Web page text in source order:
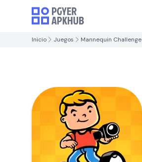
Inicio Juegos Mannequin Challenge